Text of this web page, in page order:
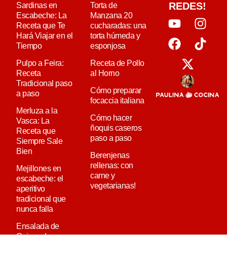
Sardinas en
Escabeche: La
Receta que Te
Hará Viajar en el
Tiempo
Pulpo a Feira:
Receta
Tradicional paso
a paso
Merluza a la
Vasca: La
Receta que
Siempre Sale
Bien
Mejillones en
escabeche: el
aperitivo
tradicional que
nunca falla
Ensalada de
Quinoa: La
Torta de
Manzana 20
cucharadas: una
torta húmeda y
esponjosa
Receta de Pollo
al Horno
Cómo preparar
focaccia italiana
Cómo hacer
ñoquis caseros
paso a paso
Berenjenas
rellenas: con
carne y
vegetarianas!
REDES!